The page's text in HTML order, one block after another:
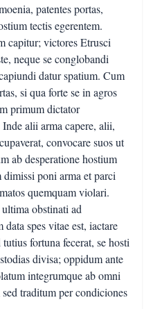
patentes portas,
tectis egerentem.
capitur; victores Etrusci
neque se conglobandi
datur spatium. Cum
si qua forte se in agros
primum dictator
alii arma capere, alii,
convocare suos ut
ab desperatione hostium
poni arma et parci
quemquam violari.
obstinati ad
spes vitae est, iactare
fortuna fecerat, se hosti
divisa; oppidum ante
integrumque ab omni
traditum per condiciones